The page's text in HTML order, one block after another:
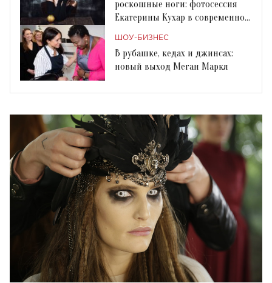
роскошные ноги: фотосессия
Екатерины Кухар в современном
ШОУ-БИЗНЕС
В рубашке, кедах и джинсах:
новый выход Меган Маркл